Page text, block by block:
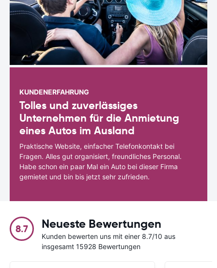
KUNDENERFAHRUNG
Tolles und zuverlässiges
Unternehmen für die Anmietung
eines Autos im Ausland
Praktische Website, einfacher Telefonkontakt bei
Fragen. Alles gut organisiert, freundliches Personal.
Habe schon ein paar Mal ein Auto bei dieser Firma
gemietet und bin bis jetzt sehr zufrieden.
8.7 Neueste Bewertungen
Kunden bewerten uns mit einer 8.7/10 aus
insgesamt 15928 Bewertungen